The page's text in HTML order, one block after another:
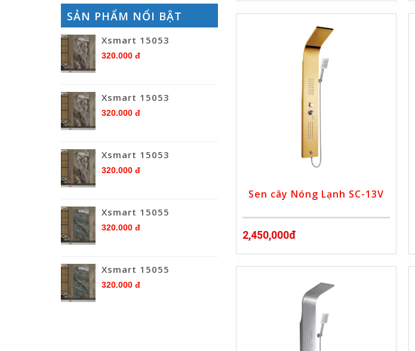
SẢN PHẨM NỔI BẬT
Xsmart 15053
320.000 đ
Xsmart 15053
320.000 đ
Xsmart 15053
320.000 đ
Xsmart 15055
320.000 đ
Xsmart 15055
320.000 đ
Sen cây Nóng Lạnh SC-13V
2,450,000đ